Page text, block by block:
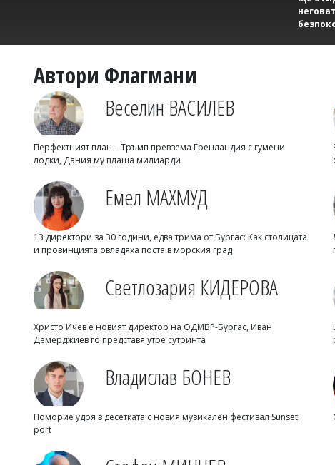
Автори Флагмани
Веселин ВАСИЛЕВ
Перфектният план – Тръмп превзема Гренландия с гумени
лодки, Дания му плаща милиарди
Емел МАХМУД
13 директори за 30 години, едва трима от Бургас: Как столицата
и провинцията овладяха поста в морския град
Светлозария КИДЕРОВА
Христо Ичев е новият директор на ОДМВР-Бургас, Иван
Демерджиев го представя утре сутринта
Владислав БОНЕВ
Поморие удря в десетката с новия музикален фестивал Sunset
port